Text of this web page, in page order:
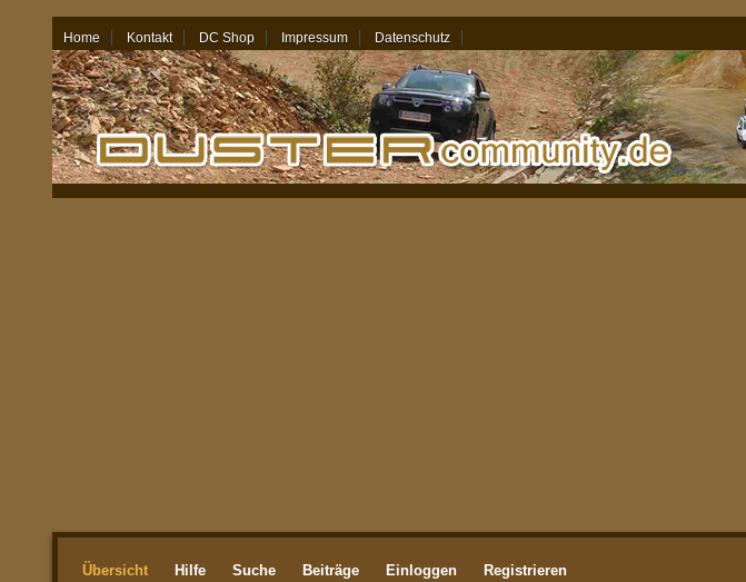
Home Kontakt DC Shop Impressum Datenschutz
08.08.26 - 12:49
Übersicht Hilfe Suche Beiträge Einloggen Registrieren